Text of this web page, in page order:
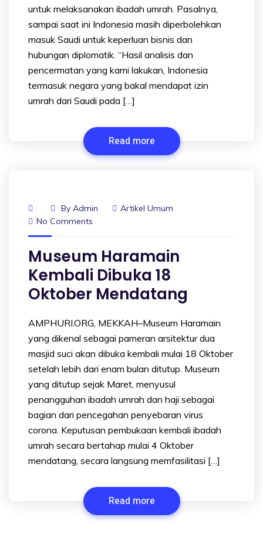
untuk melaksanakan ibadah umrah. Pasalnya,
sampai saat ini Indonesia masih diperbolehkan
masuk Saudi untuk keperluan bisnis dan
hubungan diplomatik. “Hasil analisis dan
pencermatan yang kami lakukan, Indonesia
termasuk negara yang bakal mendapat izin
umrah dari Saudi pada […]
Read more
By Admin
Artikel Umum
No Comments
Museum Haramain
Kembali Dibuka 18
Oktober Mendatang
AMPHURI.ORG, MEKKAH–Museum Haramain
yang dikenal sebagai pameran arsitektur dua
masjid suci akan dibuka kembali mulai 18 Oktober
setelah lebih dari enam bulan ditutup. Museum
yang ditutup sejak Maret, menyusul
penangguhan ibadah umrah dan haji sebagai
bagian dari pencegahan penyebaran virus
corona. Keputusan pembukaan kembali ibadah
umrah secara bertahap mulai 4 Oktober
mendatang, secara langsung memfasilitasi […]
Read more